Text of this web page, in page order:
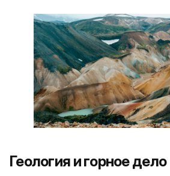
Геология и горное дело